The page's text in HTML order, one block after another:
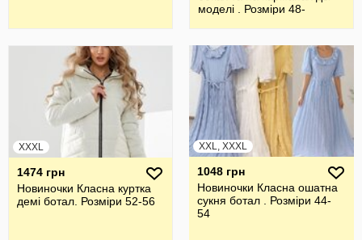
моделі . Розміри 48-
XXXL
1474 грн
Новиночки Класна куртка
демі ботал. Розміри 52-56
XXL, XXXL
1048 грн
Новиночки Класна ошатна
сукня ботал . Розміри 44-
54